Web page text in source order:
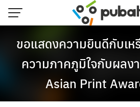
Skip
ขอแสดงความยินดีกับเ
ความภาคภูมิใจกับผลง
Asian Print